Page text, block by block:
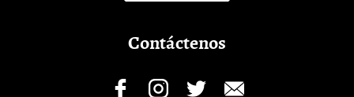
Contáctenos